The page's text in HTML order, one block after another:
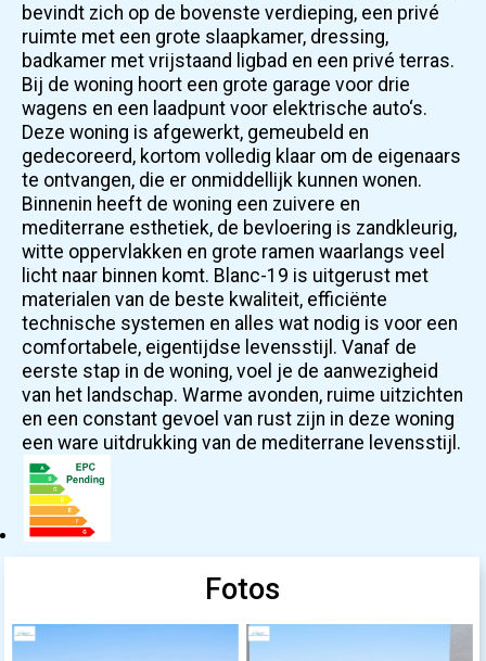
bevindt zich op de bovenste verdieping, een privé
ruimte met een grote slaapkamer, dressing,
badkamer met vrijstaand ligbad en een privé terras.
Bij de woning hoort een grote garage voor drie
wagens en een laadpunt voor elektrische auto‘s.
Deze woning is afgewerkt, gemeubeld en
gedecoreerd, kortom volledig klaar om de eigenaars
te ontvangen, die er onmiddellijk kunnen wonen.
Binnenin heeft de woning een zuivere en
mediterrane esthetiek, de bevloering is zandkleurig,
witte oppervlakken en grote ramen waarlangs veel
licht naar binnen komt. Blanc-19 is uitgerust met
materialen van de beste kwaliteit, efficiënte
technische systemen en alles wat nodig is voor een
comfortabele, eigentijdse levensstijl. Vanaf de
eerste stap in de woning, voel je de aanwezigheid
van het landschap. Warme avonden, ruime uitzichten
en een constant gevoel van rust zijn in deze woning
een ware uitdrukking van de mediterrane levensstijl.
Fotos